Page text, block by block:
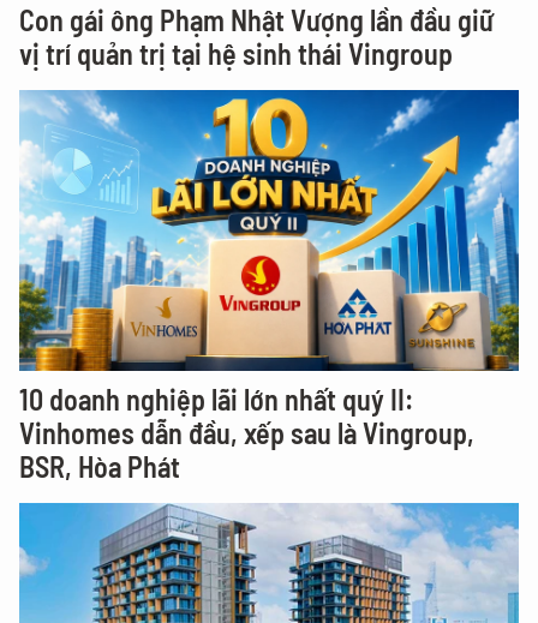
Con gái ông Phạm Nhật Vượng lần đầu giữ
vị trí quản trị tại hệ sinh thái Vingroup
10 doanh nghiệp lãi lớn nhất quý II:
Vinhomes dẫn đầu, xếp sau là Vingroup,
BSR, Hòa Phát